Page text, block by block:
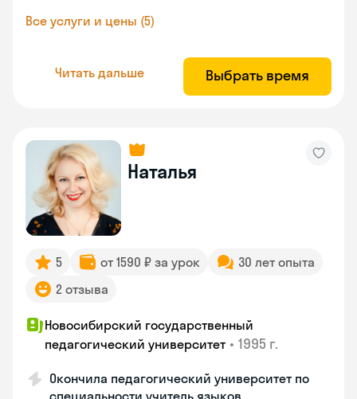
Все услуги и цены (5)
Читать дальше Выбрать время
Наталья
5 от 1590 ₽ за урок
30 лет опыта
2 отзыва
Новосибирский государственный
педагогический университет • 1995 г.
Окончила педагогический университет по
специальности учитель языков